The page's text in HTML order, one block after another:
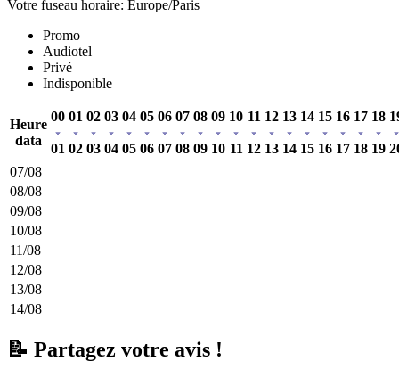
Votre fuseau horaire: Europe/Paris
Promo
Audiotel
Privé
Indisponible
Heure
data
00
01
01
02
02
03
03
04
04
05
05
06
06
07
07
08
08
09
09
10
10
11
11
12
12
13
13
14
14
15
15
16
16
17
17
18
18
19
07/08
08/08
09/08
10/08
11/08
12/08
13/08
14/08
📝 Partagez votre avis !